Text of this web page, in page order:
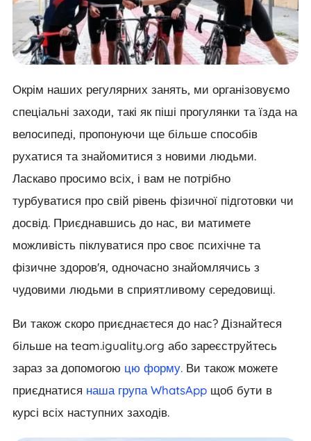
Окрім наших регулярних занять, ми організовуємо
спеціальні заходи, такі як піші прогулянки та їзда на
велосипеді, пропонуючи ще більше способів
рухатися та знайомитися з новими людьми.
Ласкаво просимо всіх, і вам не потрібно
турбуватися про свій рівень фізичної підготовки чи
досвід. Приєднавшись до нас, ви матимете
можливість піклуватися про своє психічне та
фізичне здоров'я, одночасно знайомлячись з
чудовими людьми в сприятливому середовищі.
Ви також скоро приєднаєтеся до нас? Дізнайтеся
більше на team.iguality.org або зареєструйтесь
зараз за допомогою цю форму.Ви також можете
приєднатися наша група WhatsAppщоб бути в
курсі всіх наступних заходів.